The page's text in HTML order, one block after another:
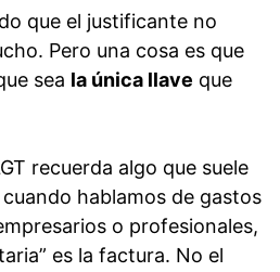
que el justificante no
Pero una cosa es que
sea la única llave que
recuerda algo que suele
hablamos de gastos
o profesionales,
es la factura. No el